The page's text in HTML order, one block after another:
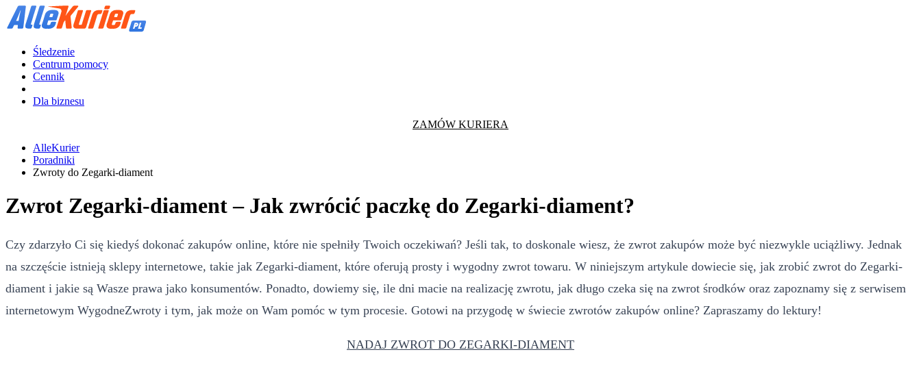
Śledzenie
Centrum pomocy
Cennik
Dla biznesu
ZAMÓW KURIERA
AlleKurier
Poradniki
Zwroty do Zegarki-diament
Zwrot Zegarki-diament – Jak zwrócić paczkę do Zegarki-diament?
Czy zdarzyło Ci się kiedyś dokonać zakupów online, które nie spełniły Twoich oczekiwań? Jeśli tak, to doskonale wiesz, że zwrot zakupów może być niezwykle uciążliwy. Jednak
na szczęście istnieją sklepy internetowe, takie jak Zegarki-diament, które oferują prosty i wygodny zwrot towaru. W niniejszym artykule dowiecie się, jak zrobić zwrot do Zegarki-
diament i jakie są Wasze prawa jako konsumentów. Ponadto, dowiemy się, ile dni macie na realizację zwrotu, jak długo czeka się na zwrot środków oraz zapoznamy się z serwisem
internetowym WygodneZwroty i tym, jak może on Wam pomóc w tym procesie. Gotowi na przygodę w świecie zwrotów zakupów online? Zapraszamy do lektury!
NADAJ ZWROT DO ZEGARKI-DIAMENT